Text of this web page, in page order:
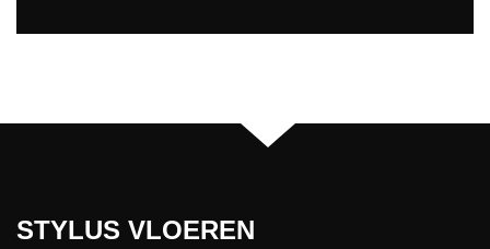
STYLUS VLOEREN